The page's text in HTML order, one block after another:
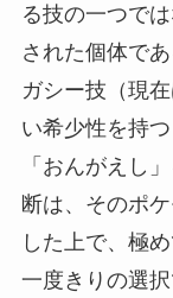
る技の一つで
された個体で
ガシー技（現
い希少性を持
「おんがえし
断は、そのポ
した上で、極
一度きりの選